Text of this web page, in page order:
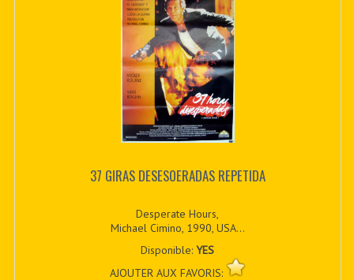
37 GIRAS DESESOERADAS REPETIDA
Desperate Hours,
Michael Cimino, 1990, USA...
Disponible:YES
AJOUTER AUX FAVORIS: